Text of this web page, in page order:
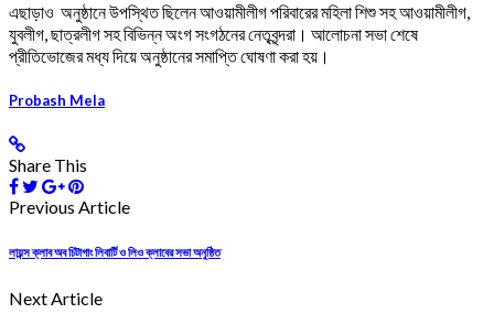
এছাড়াও অনুষ্ঠানে উপস্থিত ছিলেন আওয়ামীলীগ পরিবারের মহিলা শিশু সহ আওয়ামীলীগ,
যুবলীগ, ছাত্রলীগ সহ বিভিন্ন অংগ সংগঠনের নেতৃবৃন্দরা। আলোচনা সভা শেষে
প্রীতিভোজের মধ্য দিয়ে অনুষ্ঠানের সমাপ্তি ঘোষণা করা হয়।
Probash Mela
Share This
Previous Article
লায়ন্স ক্লাব অব চিটাগাং লিবার্টি ও লিও ক্লাবের সভা অনুষ্ঠিত
Next Article